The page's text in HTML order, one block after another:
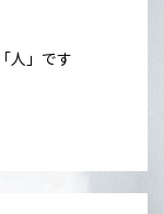
人」です